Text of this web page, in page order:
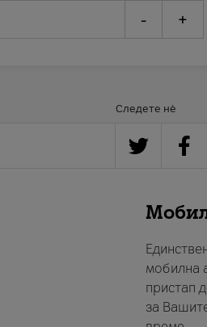
- +
Следете нè
мобилна
пристап
за